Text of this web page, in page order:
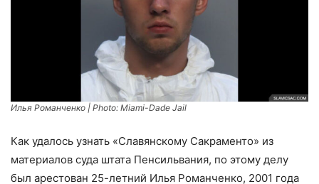
Илья Романченко | Photo: Miami-Dade Jail
Как удалось узнать «Славянскому Сакраменто» из
материалов суда штата Пенсильвания, по этому делу
был арестован 25-летний Илья Романченко, 2001 года